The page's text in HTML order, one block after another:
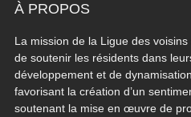
À PROPOS
La mission de la Ligue des
de soutenir les résidents dans
développement et de
favorisant la création d’un
soutenant la mise en œuvre de